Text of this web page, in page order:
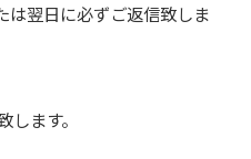
翌日に必ずご返信致しま
ます。